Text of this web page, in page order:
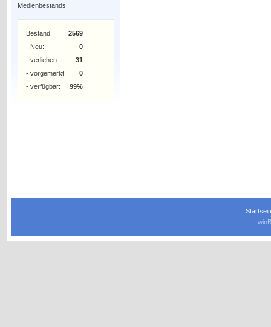
Medienbestands:
Bestand:
2569
- Neu:
0
- verliehen:
31
- vorgemerkt:
0
- verfügbar:
99%